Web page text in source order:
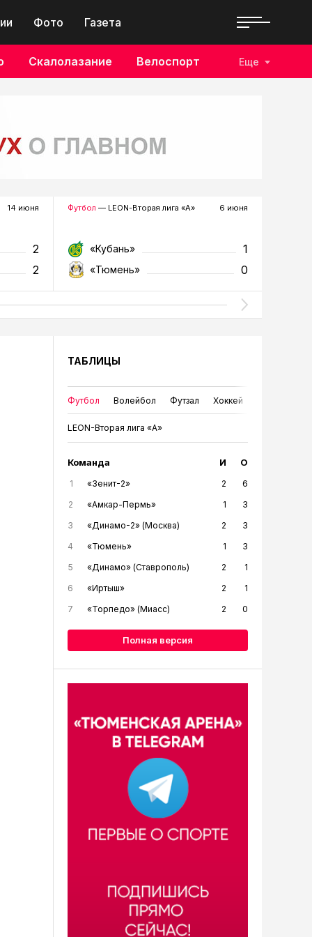
Фото Газета
Скалолазание Велоспорт Еще
14 июня
2
2
Футбол — LEON-Вторая лига «А» 6 июня
«Кубань» 1
«Тюмень» 0
ТАБЛИЦЫ
Футбол Волейбол Футзал Хоккей
LEON-Вторая лига «А»
Команда И О
1 «Зенит-2» 2
6
2
«Амкар-Пермь» 1
3
3
«Динамо-2» (Москва) 2
3
4
«Тюмень» 1
3
5
«Динамо» (Ставрополь) 2
1
6
«Иртыш» 2
1
7
«Торпедо» (Миасс) 2 0
Полная версия